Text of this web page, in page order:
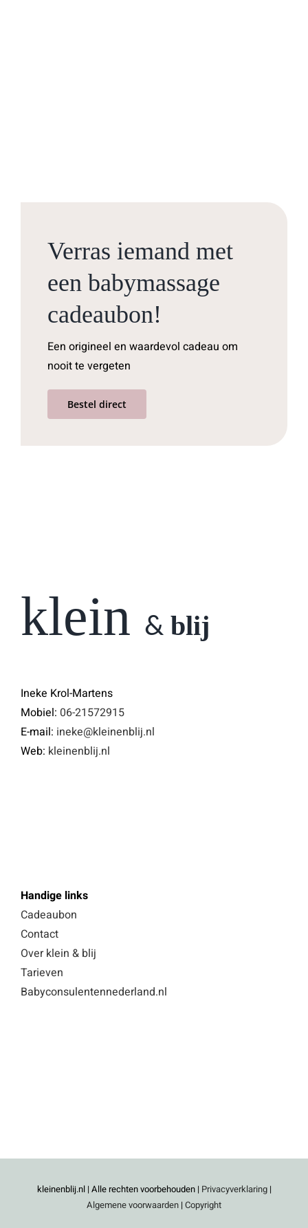
Verras iemand met
een babymassage
cadeaubon!
Een origineel en waardevol cadeau om
nooit te vergeten
Bestel direct
klein & blij
Ineke Krol-Martens
Mobiel: 06-21572915
E-mail: ineke@kleinenblij.nl
Web: kleinenblij.nl
Handige links
Cadeaubon
Contact
Over klein & blij
Tarieven
Babyconsulentennederland.nl
kleinenblij.nl | Alle rechten voorbehouden | Privacyverklaring|
Algemene voorwaarden | Copyright